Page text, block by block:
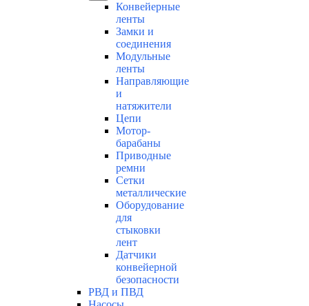
Конвейерные
ленты
Замки и
соединения
Модульные
ленты
Направляющие
и
натяжители
Цепи
Мотор-
барабаны
Приводные
ремни
Сетки
металлические
Оборудование
для
стыковки
лент
Датчики
конвейерной
безопасности
РВД и ПВД